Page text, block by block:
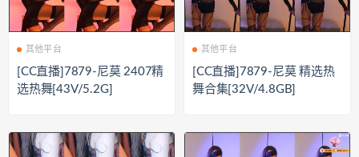
其他平台
[CC直播]7879-尼莫 2407精
选热舞[43V/5.2G]
其他平台
[CC直播]7879-尼莫 精选热
舞合集[32V/4.8GB]